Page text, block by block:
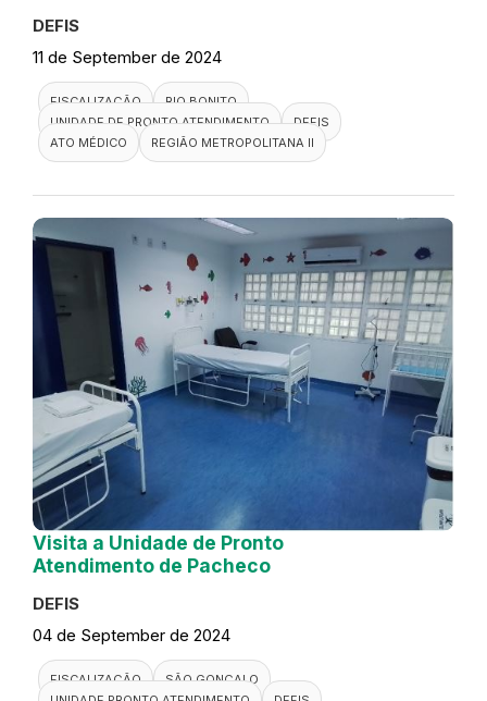
DEFIS
11 de September de 2024
FISCALIZAÇÃO
RIO BONITO
UNIDADE DE PRONTO ATENDIMENTO
DEFIS
ATO MÉDICO
REGIÃO METROPOLITANA II
Visita a Unidade de Pronto
Atendimento de Pacheco
DEFIS
04 de September de 2024
FISCALIZAÇÃO
SÃO GONÇALO